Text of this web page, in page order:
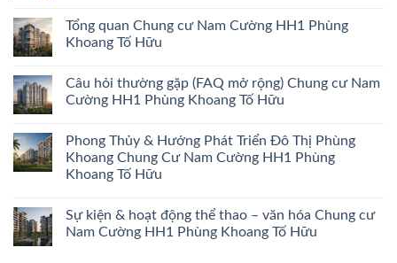
Tổng quan Chung cư Nam Cường HH1 Phùng
Khoang Tố Hữu
Câu hỏi thường gặp (FAQ mở rộng) Chung cư Nam
Cường HH1 Phùng Khoang Tố Hữu
Phong Thủy & Hướng Phát Triển Đô Thị Phùng
Khoang Chung Cư Nam Cường HH1 Phùng
Khoang Tố Hữu
Sự kiện & hoạt động thể thao – văn hóa Chung cư
Nam Cường HH1 Phùng Khoang Tố Hữu